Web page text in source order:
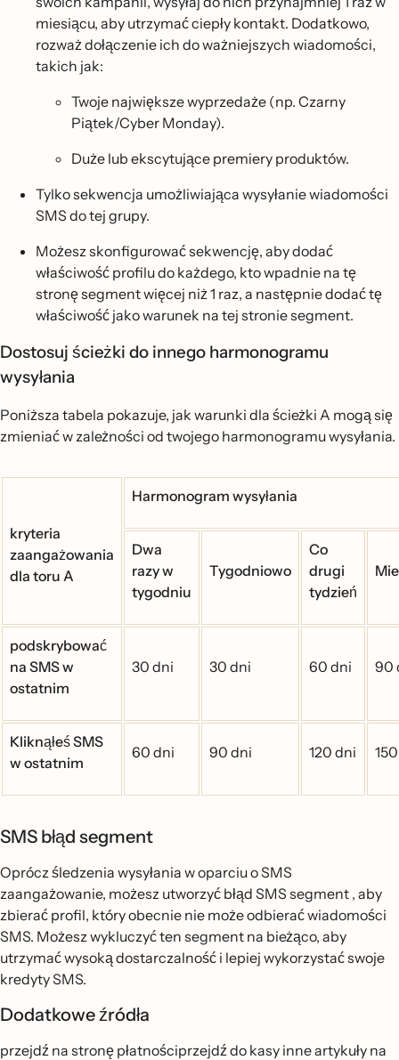
miesiącu, aby utrzymać ciepły kontakt. Dodatkowo,
rozważ dołączenie ich do ważniejszych wiadomości,
takich jak:
Twoje największe wyprzedaże (np. Czarny
Piątek/Cyber Monday).
Duże lub ekscytujące premiery produktów.
Tylko sekwencja umożliwiająca wysyłanie wiadomości
SMS do tej grupy.
Możesz skonfigurować sekwencję, aby dodać
właściwość profilu do każdego, kto wpadnie na tę
stronę segment więcej niż 1 raz, a następnie dodać tę
właściwość jako warunek na tej stronie segment.
Dostosuj ścieżki do innego harmonogramu
wysyłania
Poniższa tabela pokazuje, jak warunki dla ścieżki A mogą się
zmieniać w zależności od twojego harmonogramu wysyłania.
kryteria
zaangażowania
dla toru A
Harmonogram wysyłania
Dwa
razy w
tygodniu
Tygodniowo
Co
drugi
tydzień
podskrybować
na SMS w
ostatnim
30 dni 30 dni 60 dni 90
Kliknąłeś SMS
w ostatnim
60 dni 90 dni 120 dni
SMS błąd segment
Oprócz śledzenia wysyłania w oparciu o SMS
zaangażowanie, możesz utworzyć błąd SMS segment , aby
zbierać profil, który obecnie nie może odbierać wiadomości
SMS. Możesz wykluczyć ten segment na bieżąco, aby
utrzymać wysoką dostarczalność i lepiej wykorzystać swoje
kredyty SMS.
Dodatkowe źródła
przejdź na stronę płatnościprzejdź do kasy inne artykuły na